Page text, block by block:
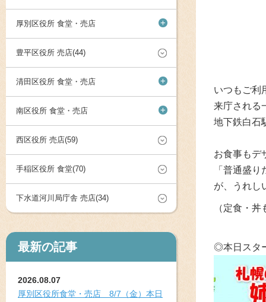
厚別区役所 食堂・売店 +
豊平区役所 売店(44)
清田区役所 食堂・売店 +
南区役所 食堂・売店 +
西区役所 売店(59)
手稲区役所 食堂(70)
下水道河川局庁舎 売店(34)
最新の記事
2026.08.07
厚別区役所食堂・売店 8/7（金）本日
いつもご利
来庁される
地下鉄白石
お食事もデ
「普通盛
が、うれし
（定食・
◎本日スタ